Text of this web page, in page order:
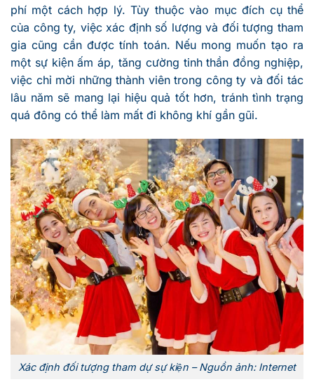
phí một cách hợp lý. Tùy thuộc vào mục đích cụ thể
của công ty, việc xác định số lượng và đối tượng tham
gia cũng cần được tính toán. Nếu mong muốn tạo ra
một sự kiện ấm áp, tăng cường tinh thần đồng nghiệp,
việc chỉ mời những thành viên trong công ty và đối tác
lâu năm sẽ mang lại hiệu quả tốt hơn, tránh tình trạng
quá đông có thể làm mất đi không khí gần gũi.
Xác định đối tượng tham dự sự kiện – Nguồn ảnh: Internet